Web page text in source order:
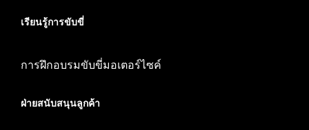
เรียนรู้การขับขี่
การฝึกอบรมขับขี่มอเตอร์ไซค์
ฝ่ายสนับสนุนลูกค้า